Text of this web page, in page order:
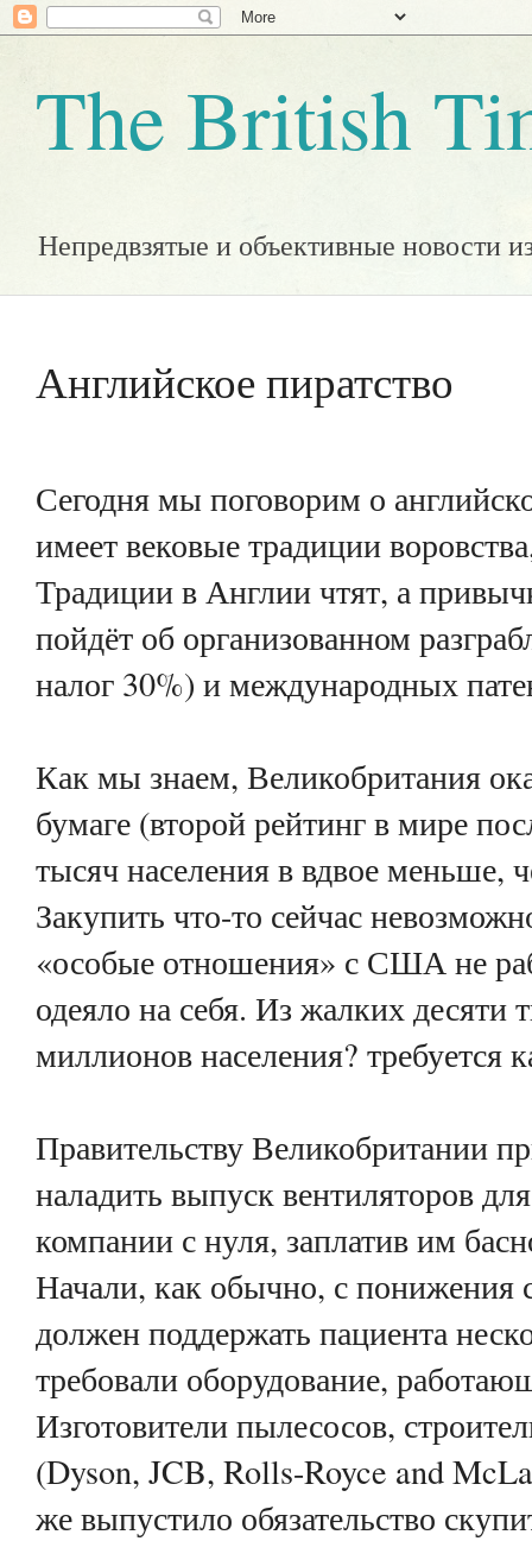
The British
Непредвзятые и объективные новости
Английское пиратство
Сегодня мы поговорим о
имеет вековые традиции
Традиции в Англии чтят, а
пойдёт об организованном
налог 30%) и международных
Как мы знаем, Великобритания
бумаге (второй рейтинг в мире
тысяч населения в вдвое меньше,
Закупить что-то сейчас
«особые отношения» с США не
одеяло на себя. Из жалких десяти
миллионов населения?
Правительству Великобритании
наладить выпуск вентиляторов
компании с нуля, заплатив им
Начали, как обычно, с понижения
должен поддержать пациента
требовали оборудование,
Изготовители пылесосов,
(Dyson, JCB, Rolls-Royce and
же выпустило обязательство